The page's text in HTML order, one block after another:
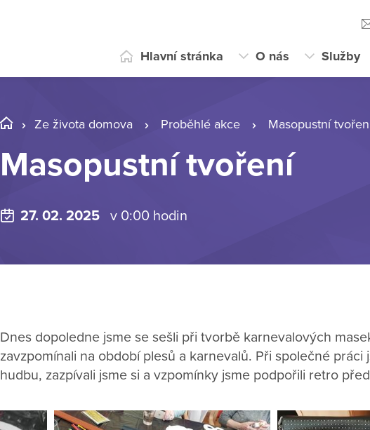
Hlavní stránka O nás Služby
Ze života domova Proběhlé akce Masopustní
Masopustní tvoření
27. 02. 2025 v 0:00 hodin
Dnes dopoledne jsme se sešli při tvorbě karnevalových
zavzpomínali na období plesů a karnevalů. Při společné práci
hudbu, zazpívali jsme si a vzpomínky jsme podpořili retro